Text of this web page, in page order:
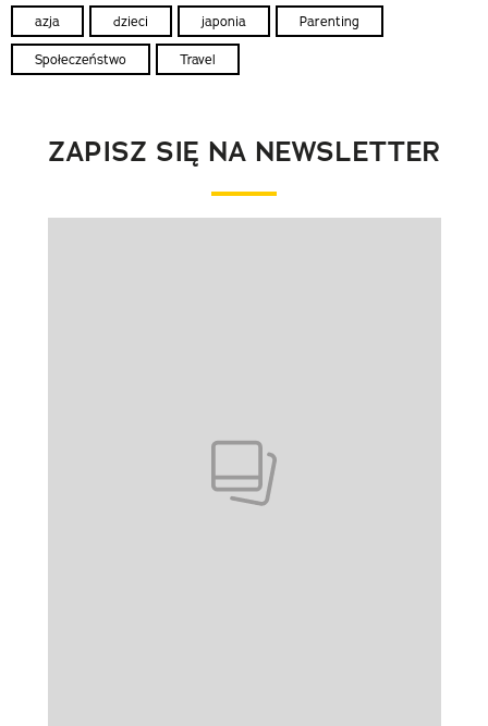
azja dzieci japonia Parenting
Społeczeństwo Travel
ZAPISZ SIĘ NA NEWSLETTER